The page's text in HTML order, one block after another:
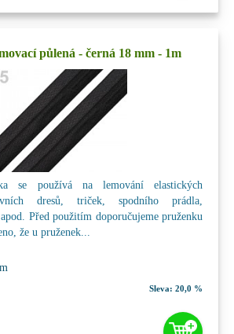
půlená - černá 18 mm - 1m
se používá na lemování elastických
dresů, triček, spodního prádla,
Před použitím doporučujeme pruženku
že u pruženek...
Sleva: 20,0 %